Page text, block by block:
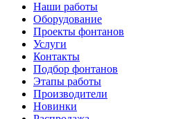
Наши работы
Оборудование
Проекты фонтанов
Услуги
Контакты
Подбор фонтанов
Этапы работы
Производители
Новинки